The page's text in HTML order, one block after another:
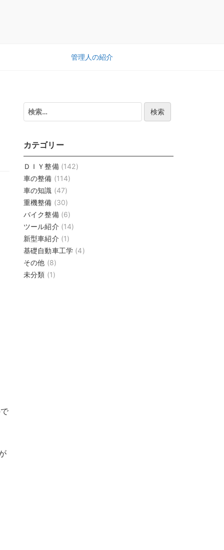
管理人の紹介
検
索:
カテゴリー
ＤＩＹ整備(142)
車の整備 (114)
車の知識 (47)
重機整備 (30)
バイク整備(6)
ツール紹介 (14)
新型車紹介 (1)
基礎自動車工学 (4)
その他 (8)
未分類 (1)